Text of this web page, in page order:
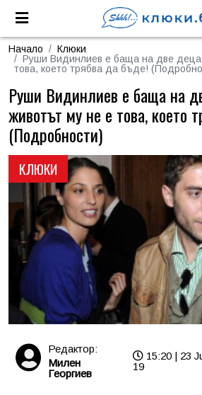
Начало
Клюки
Руши Видинлиев е баща на две
това, което трябва да бъде!
КЛЮКИ
Руши Видинлиев е баща на
животът му не е това, което
(Подробности)
Редактор:
Милен
Георгиев
15:20 | 23
19